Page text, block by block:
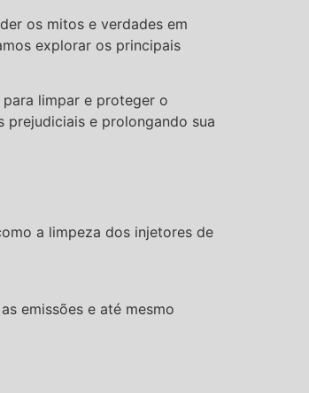
os mitos e verdades em
explorar os principais
limpar e proteger o
e prolongando sua
a limpeza dos injetores de
emissões e até mesmo